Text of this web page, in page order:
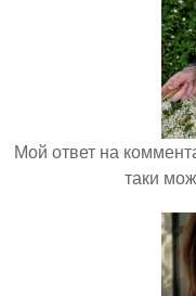
Мой ответ на
таки